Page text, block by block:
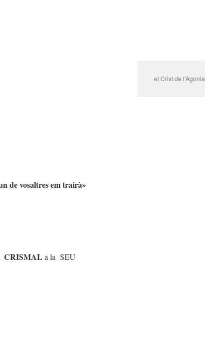
el Crist de l'Agonia
de vosaltres em trairà»
CRISMAL a la SEU